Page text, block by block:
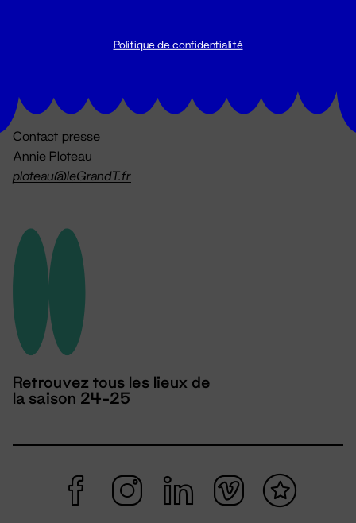
Contact presse
Annie Ploteau
ploteau@leGrandT.fr
Retrouvez tous les lieux de
la saison 24-25
Politique de confidentialité